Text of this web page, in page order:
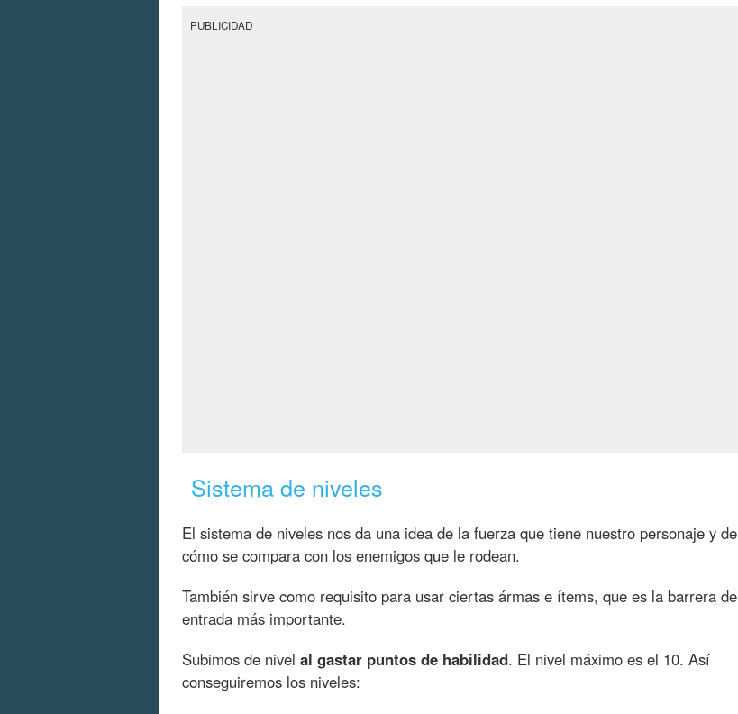
PUBLICIDAD
Sistema de niveles
El sistema de niveles nos da una idea de la fuerza que tiene nuestro personaje y de
cómo se compara con los enemigos que le rodean.
También sirve como requisito para usar ciertas ármas e ítems, que es la barrera de
entrada más importante.
Subimos de nivel al gastar puntos de habilidad. El nivel máximo es el 10. Así
conseguiremos los niveles: